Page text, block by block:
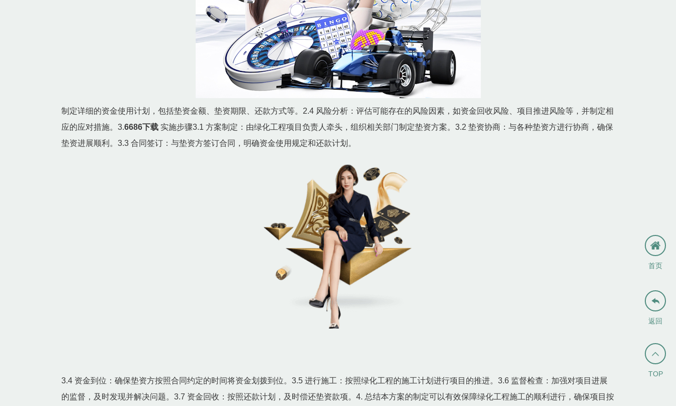
制定详细的资金使用计划，包括垫资金额、垫资期限、还款方式等。2.4 风险分析：评估可能存在的风险因素，如资金回收风险、项目推进风险等，并制定相
应的应对措施。3.6686下载 实施步骤3.1 方案制定：由绿化工程项目负责人牵头，组织相关部门制定垫资方案。3.2 垫资协商：与各种垫资方进行协商，确保
垫资进展顺利。3.3 合同签订：与垫资方签订合同，明确资金使用规定和还款计划。
3.4 资金到位：确保垫资方按照合同约定的时间将资金划拨到位。3.5 进行施工：按照绿化工程的施工计划进行项目的推进。3.6 监督检查：加强对项目进展
的监督，及时发现并解决问题。3.7 资金回收：按照还款计划，及时偿还垫资款项。4. 总结本方案的制定可以有效保障绿化工程施工的顺利进行，确保项目按
首页

TOP

返回